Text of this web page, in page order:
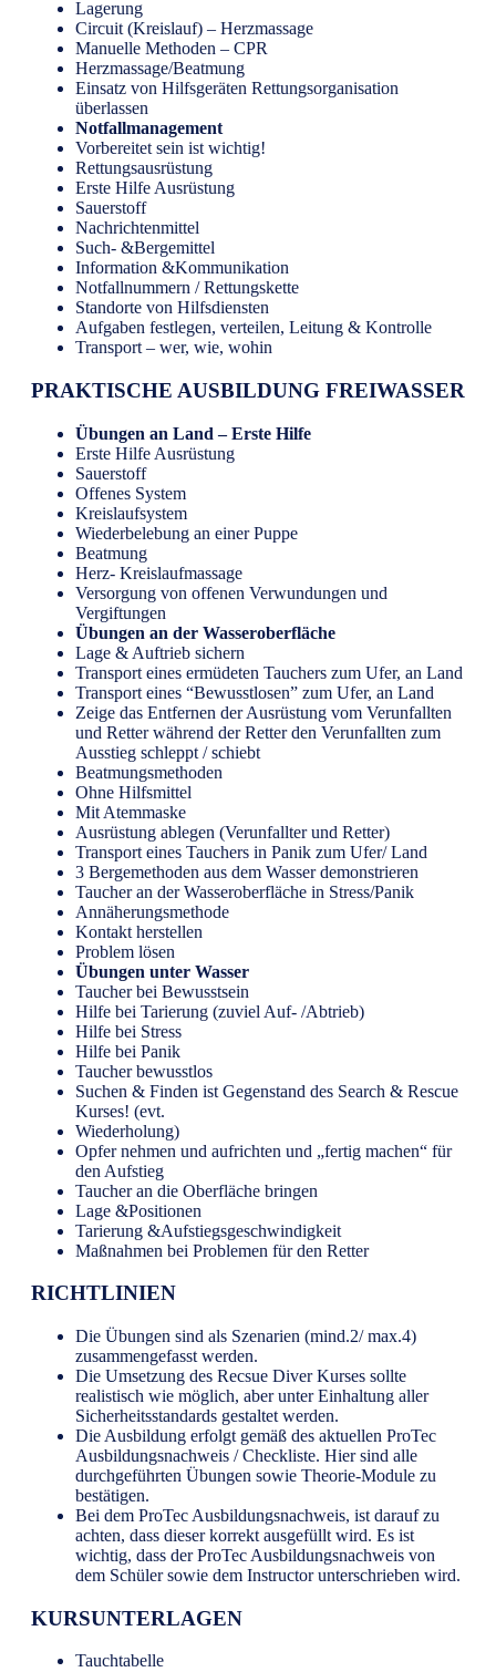
Lagerung
Circuit (Kreislauf) – Herzmassage
Manuelle Methoden – CPR
Herzmassage/Beatmung
Einsatz von Hilfsgeräten Rettungsorganisation
überlassen
Notfallmanagement
Vorbereitet sein ist wichtig!
Rettungsausrüstung
Erste Hilfe Ausrüstung
Sauerstoff
Nachrichtenmittel
Such- &Bergemittel
Information &Kommunikation
Notfallnummern / Rettungskette
Standorte von Hilfsdiensten
Aufgaben festlegen, verteilen, Leitung & Kontrolle
Transport – wer, wie, wohin
PRAKTISCHE AUSBILDUNG FREIWASSER
Übungen an Land – Erste Hilfe
Erste Hilfe Ausrüstung
Sauerstoff
Offenes System
Kreislaufsystem
Wiederbelebung an einer Puppe
Beatmung
Herz- Kreislaufmassage
Versorgung von offenen Verwundungen und
Vergiftungen
Übungen an der Wasseroberfläche
Lage & Auftrieb sichern
Transport eines ermüdeten Tauchers zum Ufer, an Land
Transport eines “Bewusstlosen” zum Ufer, an Land
Zeige das Entfernen der Ausrüstung vom Verunfallten
und Retter während der Retter den Verunfallten zum
Ausstieg schleppt / schiebt
Beatmungsmethoden
Ohne Hilfsmittel
Mit Atemmaske
Ausrüstung ablegen (Verunfallter und Retter)
Transport eines Tauchers in Panik zum Ufer/ Land
3 Bergemethoden aus dem Wasser demonstrieren
Taucher an der Wasseroberfläche in Stress/Panik
Annäherungsmethode
Kontakt herstellen
Problem lösen
Übungen unter Wasser
Taucher bei Bewusstsein
Hilfe bei Tarierung (zuviel Auf- /Abtrieb)
Hilfe bei Stress
Hilfe bei Panik
Taucher bewusstlos
Suchen & Finden ist Gegenstand des Search & Rescue
Kurses! (evt.
Wiederholung)
Opfer nehmen und aufrichten und „fertig machen“ für
den Aufstieg
Taucher an die Oberfläche bringen
Lage &Positionen
Tarierung &Aufstiegsgeschwindigkeit
Maßnahmen bei Problemen für den Retter
RICHTLINIEN
Die Übungen sind als Szenarien (mind.2/ max.4)
zusammengefasst werden.
Die Umsetzung des Recsue Diver Kurses sollte
realistisch wie möglich, aber unter Einhaltung aller
Sicherheitsstandards gestaltet werden.
Die Ausbildung erfolgt gemäß des aktuellen ProTec
Ausbildungsnachweis / Checkliste. Hier sind alle
durchgeführten Übungen sowie Theorie-Module zu
bestätigen.
Bei dem ProTec Ausbildungsnachweis, ist darauf zu
achten, dass dieser korrekt ausgefüllt wird. Es ist
wichtig, dass der ProTec Ausbildungsnachweis von
dem Schüler sowie dem Instructor unterschrieben wird.
KURSUNTERLAGEN
Tauchtabelle